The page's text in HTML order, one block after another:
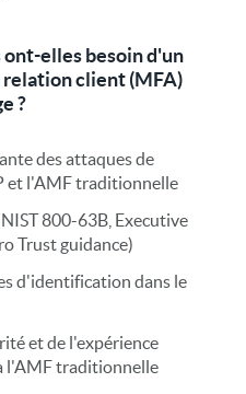
elles besoin d'un
relation client (MFA)
?
des attaques de
et l'AMF traditionnelle
800-63B, Executive
Trust guidance)
d'identification dans le
et de l'expérience
l'AMF traditionnelle